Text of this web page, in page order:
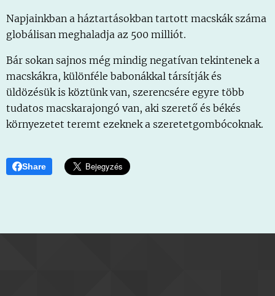
Napjainkban a háztartásokban tartott macskák száma
globálisan meghaladja az 500 milliót.
Bár sokan sajnos még mindig negatívan tekintenek a
macskákra, különféle babonákkal társítják és
üldözésük is köztünk van, szerencsére egyre több
tudatos macskarajongó van, aki szerető és békés
környezetet teremt ezeknek a szeretetgombócoknak.
Share